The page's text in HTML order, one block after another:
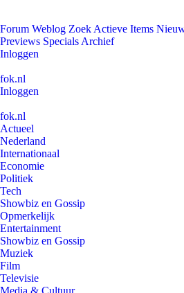
Forum Weblog Zoek Actieve Items
Previews Specials Archief
Inloggen
fok.nl
Inloggen
fok.nl
Actueel
Nederland
Internationaal
Economie
Politiek
Tech
Showbiz en Gossip
Opmerkelijk
Entertainment
Showbiz en Gossip
Muziek
Film
Televisie
Media & Cultuur